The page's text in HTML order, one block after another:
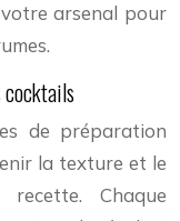
arsenal pour
cocktails
de préparation
la texture et le
Chaque